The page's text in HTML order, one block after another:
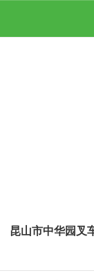
昆山市中华园叉